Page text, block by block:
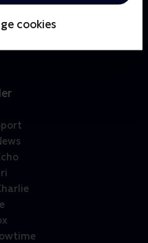
cookies
25 år har fastholdt